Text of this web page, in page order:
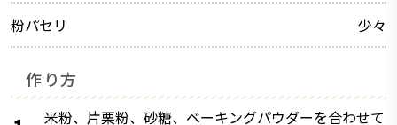
粉パセリ 少々
作り方
米粉、片栗粉、砂糖、ベーキングパウダーを合わせて